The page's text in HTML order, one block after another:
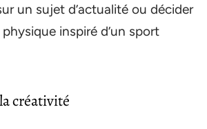
un sujet d’actualité ou décider
inspiré d’un sport
créativité